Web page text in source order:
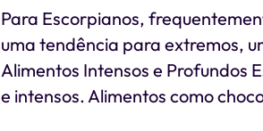
Para Escorpianos,
uma tendência para extremos,
Alimentos Intensos e Profundos
e intensos. Alimentos como